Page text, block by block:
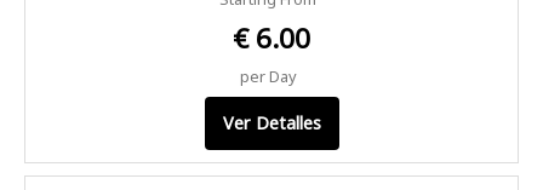
€ 6.00
per Day
Ver Detalles